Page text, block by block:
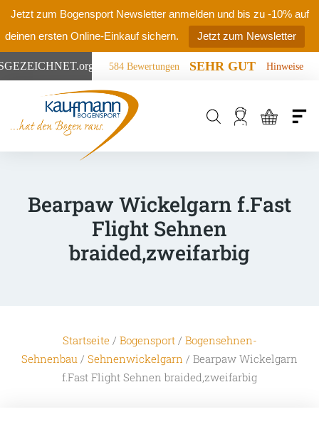
Jetzt zum Bogensport Newsletter anmelden und bis zu -10% auf
deinen ersten Online-Einkauf sichern.
Jetzt zum Newsletter
.org 584 Bewertungen SEHR GUT Hinweise
Products
search
Bearpaw Wickelgarn f.Fast
Flight Sehnen
braided,zweifarbig
Startseite / Bogensport/ Bogensehnen-
Sehnenbau / Sehnenwickelgarn / Bearpaw Wickelgarn
f.Fast Flight Sehnen braided,zweifarbig